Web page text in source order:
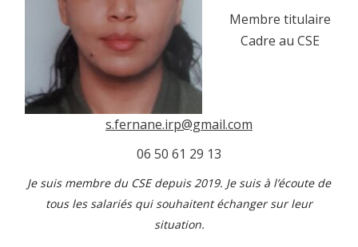
Membre titulaire
Cadre au CSE
s.fernane.irp@gmail.com
06 50 61 29 13
Je suis membre du CSE depuis 2019. Je suis à l’écoute de
tous les salariés qui souhaitent échanger sur leur
situation.